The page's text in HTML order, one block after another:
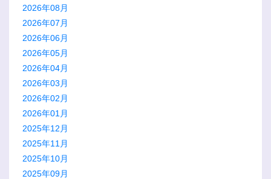
2026年08月
2026年07月
2026年06月
2026年05月
2026年04月
2026年03月
2026年02月
2026年01月
2025年12月
2025年11月
2025年10月
2025年09月